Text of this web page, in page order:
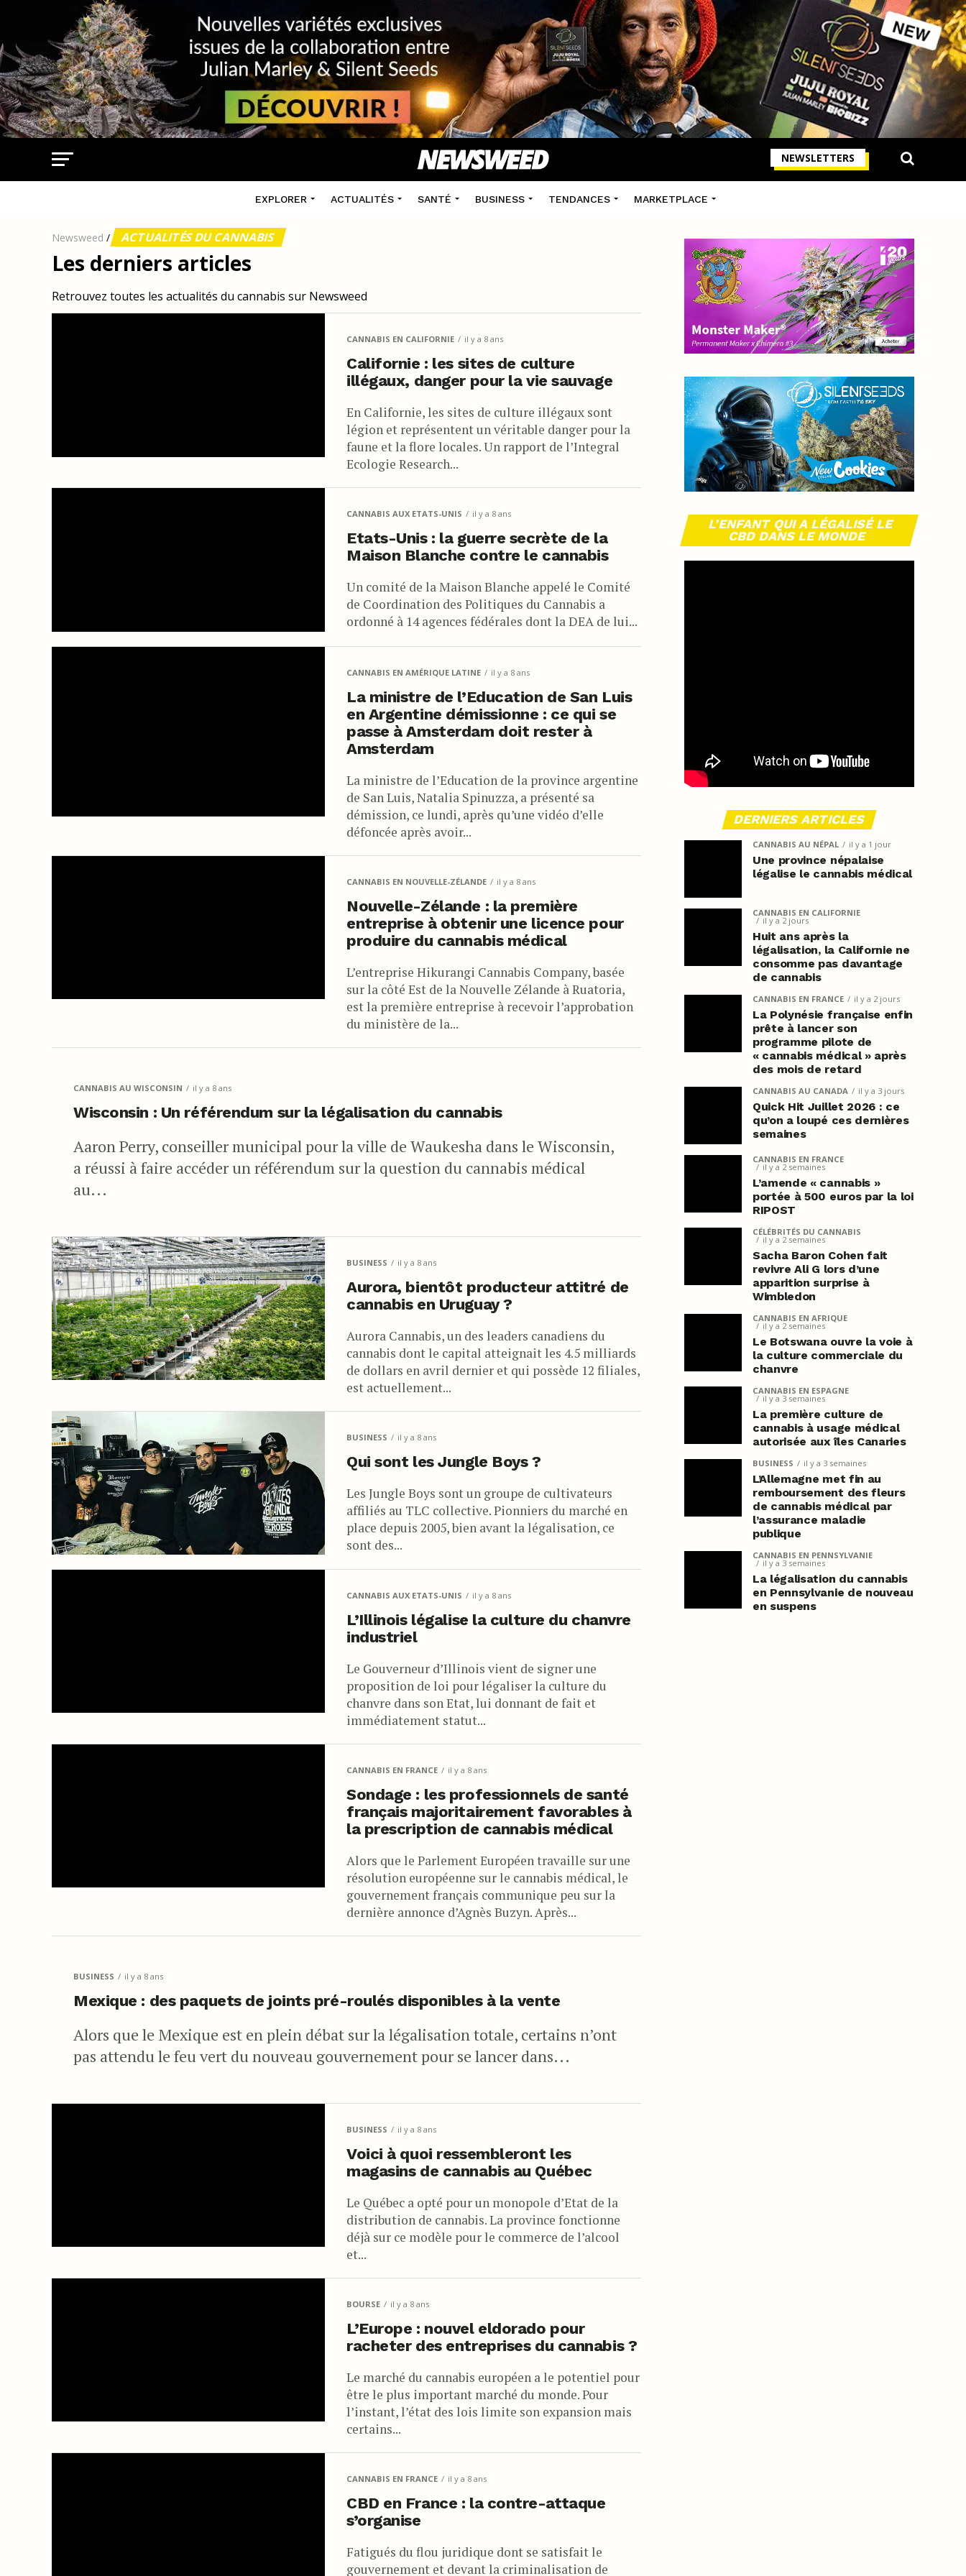
NEWSLETTERS
EXPLORER ACTUALITÉS SANTÉ BUSINESS TENDANCES MARKETPLACE
Newsweed / ACTUALITÉS DU CANNABIS
Les derniers articles
Retrouvez toutes les actualités du cannabis sur Newsweed
CANNABIS EN CALIFORNIE il y a 8 ans
Californie : les sites de culture
illégaux, danger pour la vie sauvage
En Californie, les sites de culture illégaux sont
légion et représentent un véritable danger pour la
faune et la flore locales. Un rapport de l’Integral
Ecologie Research...
CANNABIS AUX ETATS-UNIS il y a 8 ans
Etats-Unis : la guerre secrète de la
Maison Blanche contre le cannabis
Un comité de la Maison Blanche appelé le Comité
de Coordination des Politiques du Cannabis a
ordonné à 14 agences fédérales dont la DEA de lui...
CANNABIS EN AMÉRIQUE LATINE il y a 8 ans
La ministre de l’Education de San Luis
en Argentine démissionne : ce qui se
passe à Amsterdam doit rester à
Amsterdam
La ministre de l’Education de la province argentine
de San Luis, Natalia Spinuzza, a présenté sa
démission, ce lundi, après qu’une vidéo d’elle
défoncée après avoir...
CANNABIS EN NOUVELLE-ZÉLANDE il y a 8 ans
Nouvelle-Zélande : la première
entreprise à obtenir une licence pour
produire du cannabis médical
L’entreprise Hikurangi Cannabis Company, basée
sur la côté Est de la Nouvelle Zélande à Ruatoria,
est la première entreprise à recevoir l’approbation
du ministère de la...
CANNABIS AU WISCONSIN il y a 8 ans
Wisconsin : Un référendum sur la légalisation du cannabis
Aaron Perry, conseiller municipal pour la ville de Waukesha dans le Wisconsin,
a réussi à faire accéder un référendum sur la question du cannabis médical
au...
BUSINESS il y a 8 ans
Aurora, bientôt producteur attitré de
cannabis en Uruguay ?
Aurora Cannabis, un des leaders canadiens du
cannabis dont le capital atteignait les 4.5 milliards
de dollars en avril dernier et qui possède 12 filiales,
est actuellement...
BUSINESS il y a 8 ans
Qui sont les Jungle Boys ?
Les Jungle Boys sont un groupe de cultivateurs
affiliés au TLC collective. Pionniers du marché en
place depuis 2005, bien avant la légalisation, ce
sont des...
CANNABIS AUX ETATS-UNIS il y a 8 ans
L’Illinois légalise la culture du chanvre
industriel
Le Gouverneur d’Illinois vient de signer une
proposition de loi pour légaliser la culture du
chanvre dans son Etat, lui donnant de fait et
immédiatement statut...
CANNABIS EN FRANCE il y a 8 ans
Sondage : les professionnels de santé
français majoritairement favorables à
la prescription de cannabis médical
Alors que le Parlement Européen travaille sur une
résolution européenne sur le cannabis médical, le
gouvernement français communique peu sur la
dernière annonce d’Agnès Buzyn. Après...
BUSINESS il y a 8 ans
Mexique : des paquets de joints pré-roulés disponibles à la vente
Alors que le Mexique est en plein débat sur la légalisation totale, certains n’ont
pas attendu le feu vert du nouveau gouvernement pour se lancer dans...
BUSINESS il y a 8 ans
Voici à quoi ressembleront les
magasins de cannabis au Québec
Le Québec a opté pour un monopole d’Etat de la
distribution de cannabis. La province fonctionne
déjà sur ce modèle pour le commerce de l’alcool
et...
BOURSE il y a 8 ans
L’Europe : nouvel eldorado pour
racheter des entreprises du cannabis ?
Le marché du cannabis européen a le potentiel pour
être le plus important marché du monde. Pour
l’instant, l’état des lois limite son expansion mais
certains...
CANNABIS EN FRANCE il y a 8 ans
CBD en France : la contre-attaque
s’organise
Fatigués du flou juridique dont se satisfait le
gouvernement et devant la criminalisation de
L’ENFANT QUI A LÉGALISÉ LE
CBD DANS LE MONDE
DERNIERS ARTICLES
CANNABIS AU NÉPAL il y a 1 jour
Une province népalaise
légalise le cannabis médical
CANNABIS EN CALIFORNIE
il y a 2 jours
Huit ans après la
légalisation, la Californie ne
consomme pas davantage
de cannabis
CANNABIS EN FRANCE il y a 2 jours
La Polynésie française enfin
prête à lancer son
programme pilote de
« cannabis médical » après
des mois de retard
CANNABIS AU CANADA il y a 3 jours
Quick Hit Juillet 2026 : ce
qu’on a loupé ces dernières
semaines
CANNABIS EN FRANCE
il y a 2 semaines
L’amende « cannabis »
portée à 500 euros par la loi
RIPOST
CÉLÉBRITÉS DU CANNABIS
il y a 2 semaines
Sacha Baron Cohen fait
revivre Ali G lors d’une
apparition surprise à
Wimbledon
CANNABIS EN AFRIQUE
il y a 2 semaines
Le Botswana ouvre la voie à
la culture commerciale du
chanvre
CANNABIS EN ESPAGNE
il y a 3 semaines
La première culture de
cannabis à usage médical
autorisée aux îles Canaries
BUSINESS il y a 3 semaines
L’Allemagne met fin au
remboursement des fleurs
de cannabis médical par
l’assurance maladie
publique
CANNABIS EN PENNSYLVANIE
il y a 3 semaines
La légalisation du cannabis
en Pennsylvanie de nouveau
en suspens